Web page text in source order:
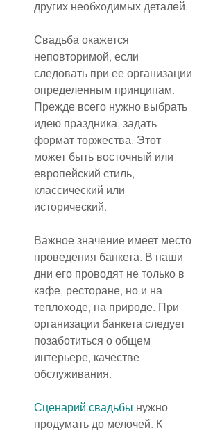
других необходимых деталей.
Свадьба окажется
неповторимой, если
следовать при ее организации
определенным принципам.
Прежде всего нужно выбрать
идею праздника, задать
формат торжества. Этот
может быть восточный или
европейский стиль,
классический или
исторический.
Важное значение имеет место
проведения банкета. В наши
дни его проводят не только в
кафе, ресторане, но и на
теплоходе, на природе. При
организации банкета следует
позаботиться о общем
интерьере, качестве
обслуживания.
Сценарий свадьбы нужно
продумать до мелочей. К